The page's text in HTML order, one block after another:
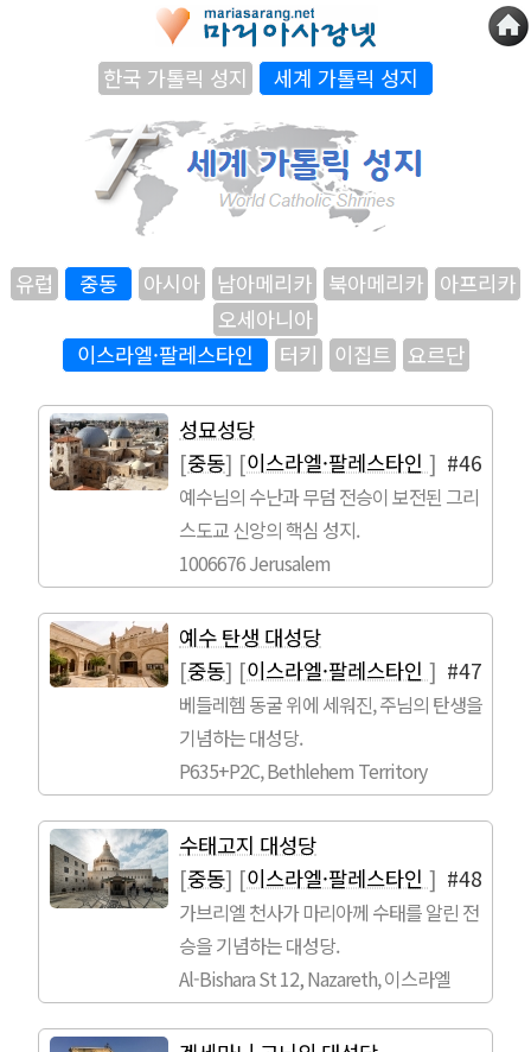
한국 가톨릭 성지 세계 가톨릭 성지
유럽 중동 아시아 남아메리카 북아메리카 아프리카
오세아니아
이스라엘·팔레스타인
터키 이집트 요르단
성묘성당
[중동] [이스라엘·팔레스타인 ] #46
예수님의 수난과 무덤 전승이 보전된 그리
스도교 신앙의 핵심 성지.
1006676 Jerusalem
예수 탄생 대성당
[중동] [이스라엘·팔레스타인 ] #47
베들레헴 동굴 위에 세워진, 주님의 탄생을
기념하는 대성당.
P635+P2C, Bethlehem Territory
수태고지 대성당
[중동] [이스라엘·팔레스타인 ] #48
가브리엘 천사가 마리아께 수태를 알린 전
승을 기념하는 대성당.
Al-Bishara St 12, Nazareth, 이스라엘